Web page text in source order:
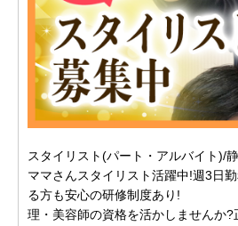
スタイリスト(パート・アルバイト)/
ママさんスタイリスト活躍中!週3日
る方も安心の研修制度あり!
理・美容師の資格を活かしませんか